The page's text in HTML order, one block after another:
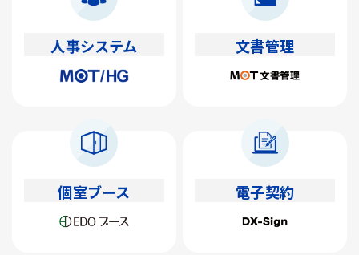
人事システム 文書管理
個室ブース 電子契約